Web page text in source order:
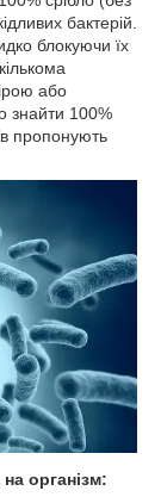
бактерій.
блокуючи їх
або
знайти 100%
пропонують
організм: